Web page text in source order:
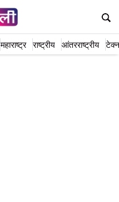
महाराष्ट्र राष्ट्रीय आंतरराष्ट्रीय